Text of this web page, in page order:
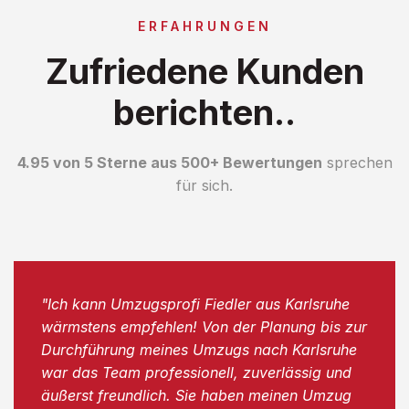
ERFAHRUNGEN
Zufriedene Kunden
berichten..
4.95 von 5 Sterne aus 500+ Bewertungen sprechen
für sich.
"Ich kann Umzugsprofi Fiedler aus Karlsruhe
wärmstens empfehlen! Von der Planung bis zur
Durchführung meines Umzugs nach Karlsruhe
war das Team professionell, zuverlässig und
äußerst freundlich. Sie haben meinen Umzug